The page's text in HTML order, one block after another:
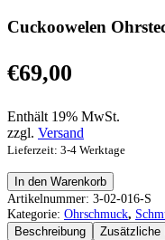
Cuckoowelen
€69,00
Enthält 19% MwSt.
zzgl. Versand
Lieferzeit: 3-4 Werktage
Cuckoowelen
Ohrstecker
Katharina
Menge
In den Warenkorb
Artikelnummer: 3-02-016-S
Kategorie: Ohrschmuck,
Beschreibung
Zusätzliche